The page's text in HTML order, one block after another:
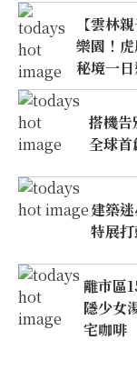
【雲林
樂園！
秘境一
搭機告
全球
建築
特展
離市區
隱少女
宅咖啡